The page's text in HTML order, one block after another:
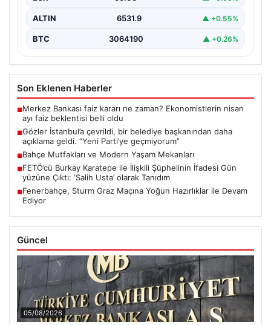
ALTIN 6531.9 ▲ +0.55%
BTC 3064190 ▲ +0.26%
Son Eklenen Haberler
■Merkez Bankası faiz kararı ne zaman? Ekonomistlerin nisan
ayı faiz beklentisi belli oldu
■Gözler İstanbul’a çevrildi, bir belediye başkanından daha
açıklama geldi. “Yeni Parti’ye geçmiyorum”
■Bahçe Mutfakları ve Modern Yaşam Mekanları
■FETÖ’cü Burkay Karatepe ile İlişkili Şüphelinin İfadesi Gün
yüzüne Çıktı: ‘Salih Usta’ olarak Tanıdım
■Fenerbahçe, Sturm Graz Maçına Yoğun Hazırlıklar ile Devam
Ediyor
Güncel
05/08/2026